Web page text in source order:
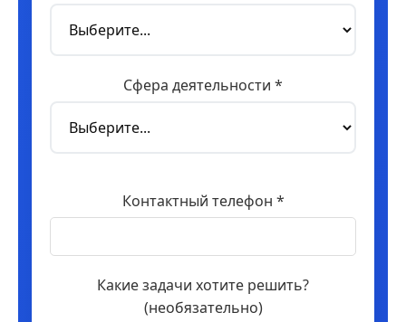
Сфера деятельности *
Контактный телефон *
Какие задачи хотите решить?
(необязательно)